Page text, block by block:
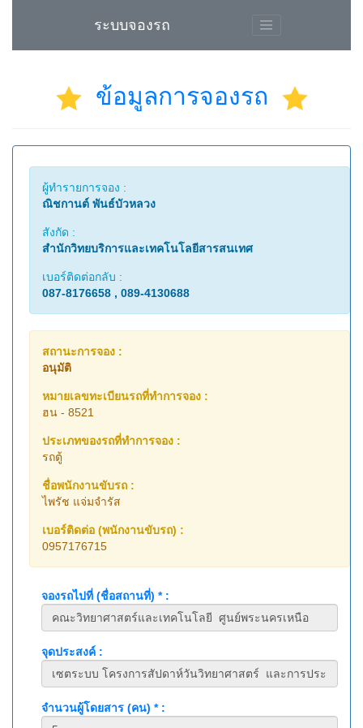
ระบบจองรถ
ข้อมูลการจองรถ
ผู้ทำรายการจอง :
ณิชกานต์ พันธ์บัวหลวง
สังกัด :
สำนักวิทยบริการและเทคโนโลยีสารสนเทศ
เบอร์ติดต่อกลับ :
087-8176658 , 089-4130688
สถานะการจอง :
อนุมัติ
หมายเลขทะเบียนรถที่ทำการจอง :
ฮน - 8521
ประเภทของรถที่ทำการจอง :
รถตู้
ชื่อพนักงานขับรถ :
ไพรัช แจ่มจำรัส
เบอร์ติดต่อ (พนักงานขับรถ) :
0957176715
จองรถไปที่ (ชื่อสถานที่) * :
จุดประสงค์ :
จำนวนผู้โดยสาร (คน) * :